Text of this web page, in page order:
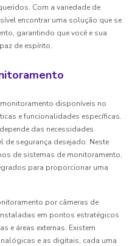
Com a variedade de
encontrar uma solução que se
garantindo que você e sua
de espírito.
disponíveis no
e funcionalidades específicas.
das necessidades
de segurança desejado. Neste
de sistemas de monitoramento,
para proporcionar uma
por câmeras de
em pontos estratégicos
e áreas externas. Existem
e as digitais, cada uma